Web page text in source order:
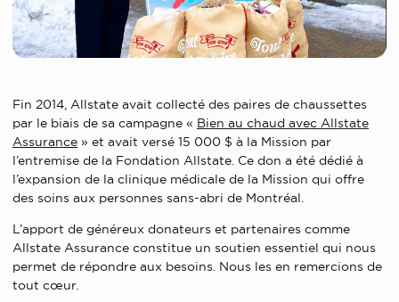
Fin 2014, Allstate avait collecté des paires de chaussettes
par le biais de sa campagne « Bien au chaud avec Allstate
Assurance » et avait versé 15 000 $ à la Mission par
l’entremise de la Fondation Allstate. Ce don a été dédié à
l’expansion de la clinique médicale de la Mission qui offre
des soins aux personnes sans-abri de Montréal.
L’apport de généreux donateurs et partenaires comme
Allstate Assurance constitue un soutien essentiel qui nous
permet de répondre aux besoins. Nous les en remercions de
tout cœur.